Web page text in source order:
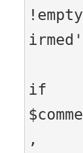
if (
,